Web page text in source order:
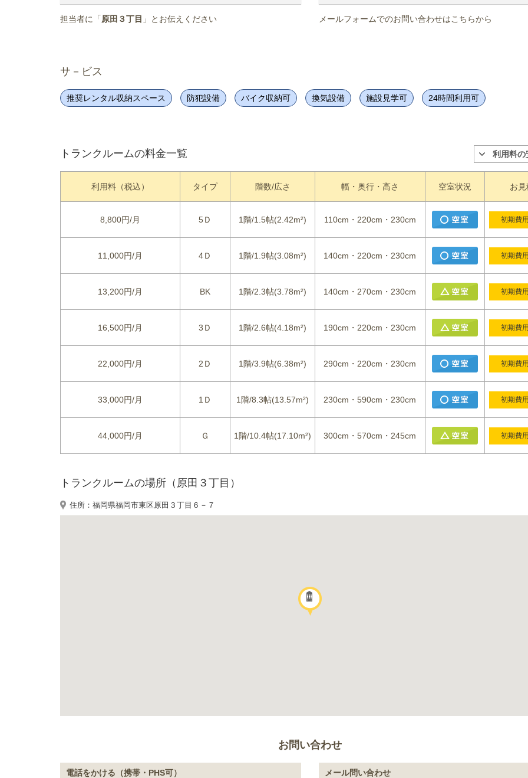
担当者に「 原田３丁目 」とお伝えください メールフォームでのお問い合わせはこちらから
サ－ビス
推奨レンタル収納スペース 防犯設備 バイク収納可 換気設備 施設見学可 24時間利用可
トランクルームの料金一覧 利用料の
利用料（税込）
8,800円/月
タイプ
5Ｄ
階数/広さ
1階/1.5帖(2.42m²)
幅・奥行・高さ
110cm・220cm・230cm
空室状況 お見
初期費
11,000円/月 4Ｄ 1階/1.9帖(3.08m²) 140cm・220cm・230cm 初期費
13,200円/月 BK 1階/2.3帖(3.78m²) 140cm・270cm・230cm 初期費
16,500円/月 3Ｄ 1階/2.6帖(4.18m²) 190cm・220cm・230cm 初期費
22,000円/月 2Ｄ 1階/3.9帖(6.38m²) 290cm・220cm・230cm 初期費
33,000円/月 1Ｄ 1階/8.3帖(13.57m²) 230cm・590cm・230cm 初期費
44,000円/月 Ｇ 1階/10.4帖(17.10m²) 300cm・570cm・245cm 初期費
トランクルームの場所（原田３丁目）
住所：福岡県福岡市東区原田３丁目６－７
お問い合わせ
電話をかける（携帯・PHS可） メール問い合わせ